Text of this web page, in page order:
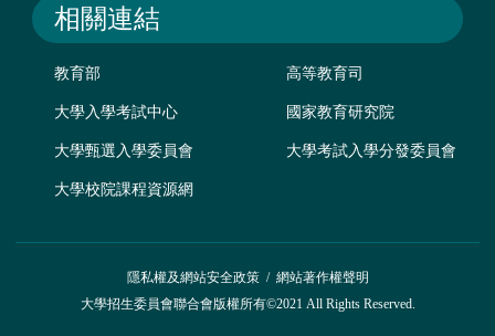
相關連結
教育部 高等教育司
大學入學考試中心 國家教育研究院
大學甄選入學委員會 大學考試入學分發委員會
大學校院課程資源網
隱私權及網站安全政策/ 網站著作權聲明
大學招生委員會聯合會版權所有©2021 All Rights Reserved.